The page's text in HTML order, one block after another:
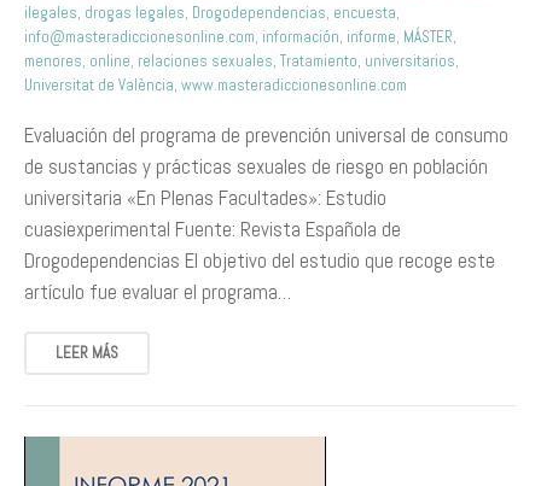
ilegales, drogas legales, Drogodependencias, encuesta,
info@masteradiccionesonline.com, información, informe, MÁSTER,
menores, online, relaciones sexuales, Tratamiento, universitarios,
Universitat de València, www.masteradiccionesonline.com
Evaluación del programa de prevención universal de consumo
de sustancias y prácticas sexuales de riesgo en población
universitaria «En Plenas Facultades»: Estudio
cuasiexperimental Fuente: Revista Española de
Drogodependencias El objetivo del estudio que recoge este
artículo fue evaluar el programa…
LEER MÁS